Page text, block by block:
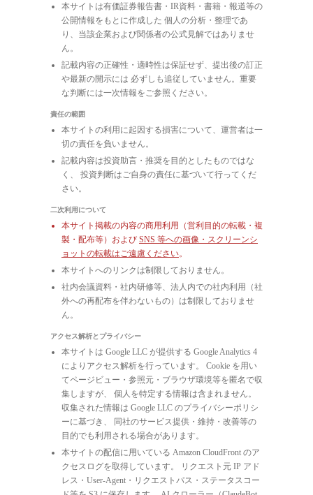
本サイトは有価証券報告書・IR資料・書籍・報道等の
公開情報をもとに作成した 個人の分析・整理であ
り、当該企業および関係者の公式見解ではありませ
ん。
記載内容の正確性・適時性は保証せず、提出後の訂正
や最新の開示には 必ずしも追従していません。重要
な判断には一次情報をご参照ください。
責任の範囲
本サイトの利用に起因する損害について、運営者は一
切の責任を負いません。
記載内容は投資助言・推奨を目的としたものではな
く、 投資判断はご自身の責任に基づいて行ってくだ
さい。
二次利用について
本サイト掲載の内容の商用利用（営利目的の転載・複
製・配布等）および SNS 等への画像・スクリーンシ
ョットの転載はご遠慮ください。
本サイトへのリンクは制限しておりません。
社内会議資料・社内研修等、法人内での社内利用（社
外への再配布を伴わないもの）は制限しておりませ
ん。
アクセス解析とプライバシー
本サイトは Google LLC が提供する Google Analytics 4
によりアクセス解析を行っています。 Cookie を用い
てページビュー・参照元・ブラウザ環境等を匿名で収
集しますが、 個人を特定する情報は含まれません。
収集された情報は Google LLC のプライバシーポリシ
ーに基づき、 同社のサービス提供・維持・改善等の
目的でも利用される場合があります。
本サイトの配信に用いている Amazon CloudFront のア
クセスログを取得しています。 リクエスト元 IP アド
レス・User-Agent・リクエストパス・ステータスコー